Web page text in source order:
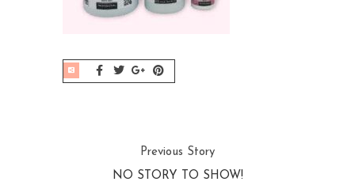
Previous Story
NO STORY TO SHOW!